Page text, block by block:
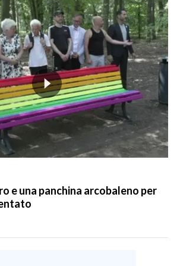
e una panchina arcobaleno per